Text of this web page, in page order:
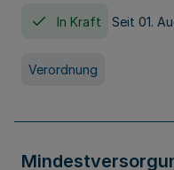
In Kraft Seit 01.
Verordnung